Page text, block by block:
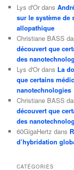
Lys d'Or dans
sur le système de
allopathique
Christiane BASS
découvert que
des
Lys d'Or dans La
que certains
nanotechnologies
Christiane BASS
découvert que
des
60GigaHertz dans
d’hybridation
CATÉGORIES